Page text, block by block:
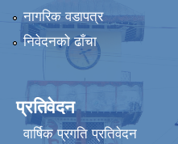
नागरिक वडापत्र
निवेदनको ढाँचा
प्रतिवेदन
वार्षिक प्रगति प्रतिवेदन